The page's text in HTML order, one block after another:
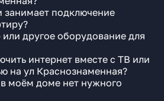
занимает подключение
другое оборудование для
интернет вместе с ТВ или
на ул Краснознаменная?
в моём доме нет нужного